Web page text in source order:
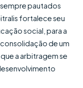
pautados
fortalece seu
social, para a
de um
a arbitragem se